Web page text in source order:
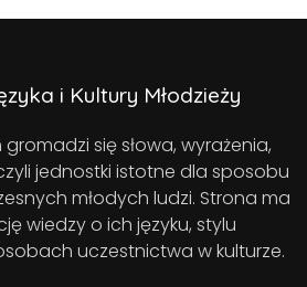
i Kultury Młodzieży
się słowa, wyrażenia,
jednostki istotne dla sposobu
młodych ludzi. Strona ma
wiedzy o ich języku, stylu
uczestnictwa w kulturze.